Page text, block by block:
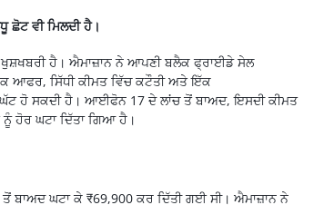
ਛੋਟ ਵੀ ਮਿਲਦੀ ਹੈ।
ਖੁਸ਼ਖਬਰੀਹੈ। ਐਮਾਜ਼ਾਨਨੇ ਆਪਣੀ ਬਲੈਕ ਫ੍ਰਾਈਡੇਸੇਲ
ਆਫਰ, ਸਿੱਧੀ ਕੀਮਤ ਵਿੱਚ ਕਟੌਤੀ ਅਤੇ ਇੱਕ
ਹੋ ਸਕਦੀ ਹੈ। ਆਈਫੋਨ17 ਦੇਲਾਂਚਤੋਂ ਬਾਅਦ, ਇਸਦੀ ਕੀਮਤ
ਹੋਰ ਘਟਾ ਦਿੱਤਾ ਗਿਆ ਹੈ।
ਬਾਅਦ ਘਟਾ ਕੇ ₹69,900 ਕਰ ਦਿੱਤੀ ਗਈ ਸੀ। ਐਮਾਜ਼ਾਨਨੇ